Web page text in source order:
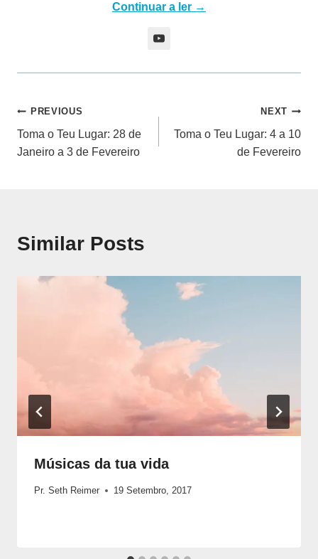
Continuar a ler →
Navegação
de
PREVIOUS
Toma o Teu Lugar: 28 de
Janeiro a 3 de Fevereiro
NEXT
Toma o Teu Lugar: 4 a 10
de Fevereiro
Similar Posts
Músicas da tua vida
Pr. Seth Reimer 19 Setembro, 2017